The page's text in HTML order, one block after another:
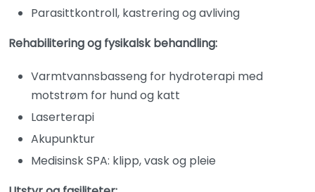
Parasittkontroll, kastrering og avliving
Rehabilitering og fysikalsk behandling:
Varmtvannsbasseng for hydroterapi med
motstrøm for hund og katt
Laserterapi
Akupunktur
Medisinsk SPA: klipp, vask og pleie